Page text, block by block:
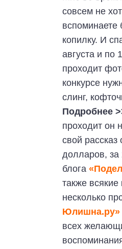
совсем не
вспоминаете
копилку. И
августа и по
проходит
конкурсе
слинг,
Подробнее
проходит он
свой
долларов,
блога
также
несколько
Юлишна.ру»
всех